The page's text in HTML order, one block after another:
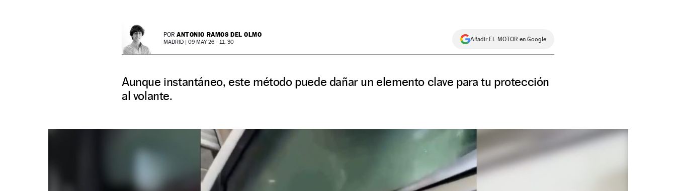
POR ANTONIO RAMOS DEL OLMO
MADRID | 09 MAY 26 - 11: 30 Añadir EL MOTOR en Google
Aunque instantáneo, este método puede dañar un elemento clave para tu protección
al volante.